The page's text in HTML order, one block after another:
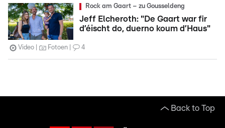
Rock am Gaart – zu Gousseldeng
Jeff Elcheroth: "De Gaart war fir
d’éischt do, duerno koum d’Haus"
Video Fotoen 4
Back to Top